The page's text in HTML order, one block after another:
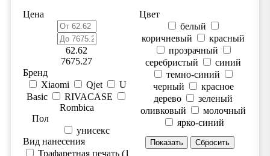
Цена
62.62
7675.27
Цвет
белый
коричневый
красный
прозрачный
серебристый
синий
темно-синий
черный
красное
дерево
зеленый
оливковый
молочный
ярко-синий
Бренд
Xiaomi
Qjet
U
Basic
RIVACASE
Rombica
Пол
унисекс
Вид нанесения
Трафаретная печать (1